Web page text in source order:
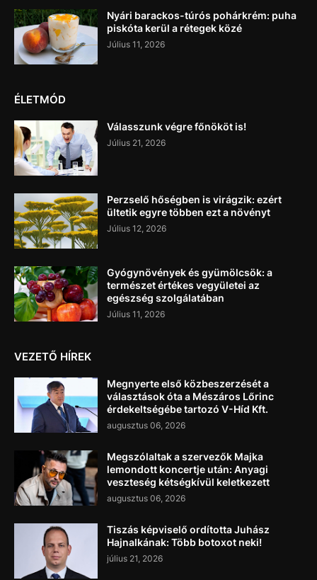
Nyári barackos-túrós pohárkrém: puha
piskóta kerül a rétegek közé
Július 11, 2026
ÉLETMÓD
Válasszunk végre főnököt is!
Július 21, 2026
Perzselő hőségben is virágzik: ezért
ültetik egyre többen ezt a növényt
Július 12, 2026
Gyógynövények és gyümölcsök: a
természet értékes vegyületei az
egészség szolgálatában
Július 11, 2026
VEZETŐ HÍREK
Megnyerte első közbeszerzését a
választások óta a Mészáros Lőrinc
érdekeltségébe tartozó V-Híd Kft.
augusztus 06, 2026
Megszólaltak a szervezők Majka
lemondott koncertje után: Anyagi
veszteség kétségkívül keletkezett
augusztus 06, 2026
Tiszás képviselő ordította Juhász
Hajnalkának: Több botoxot neki!
július 21, 2026